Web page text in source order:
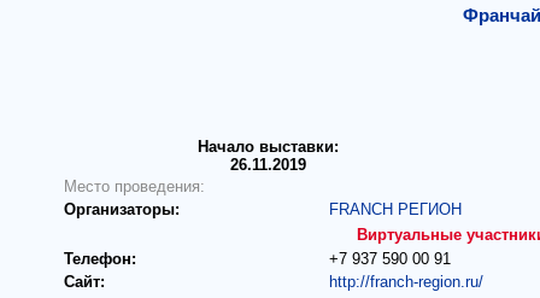
Начало выставки:
26.11.2019
Место проведения:
Организаторы:
FRANCH РЕГИОН
Виртуальные
Телефон:
+7 937 590 00 91
Сайт:
http://franch-region.ru/